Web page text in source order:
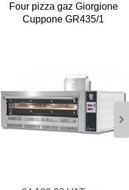
Four pizza gaz Giorgione
Cuppone GR435/1